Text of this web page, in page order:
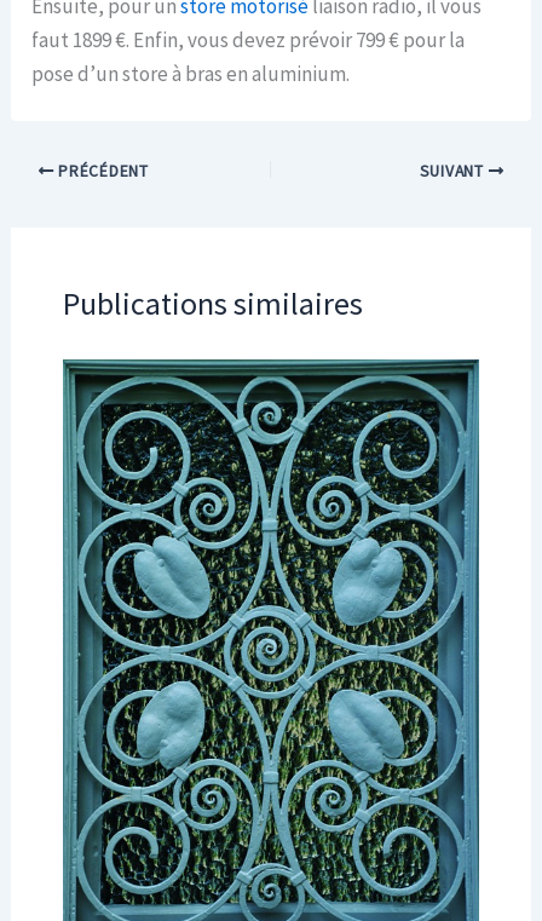
Ensuite, pour unstore motoriséliaison radio, il vous
faut 1899 €. Enfin, vous devez prévoir 799 € pour la
pose d’un store à bras en aluminium.
PRÉCÉDENT SUIVANT
Publications similaires